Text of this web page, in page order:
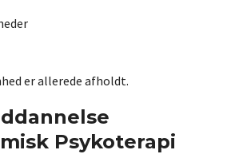
er allerede afholdt.
Psykoterapi